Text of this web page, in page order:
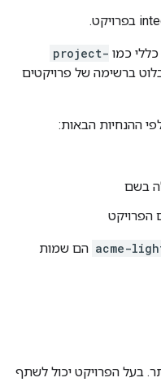
כמו project-
ברשימה של פרויקטים
ההנחיות הבאות:
בשם
acme- הם שמות
בעל הפרויקט יכול לשתף